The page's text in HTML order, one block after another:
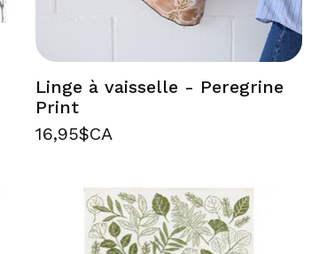
Linge à vaisselle - Peregrine
Print
16,95$CA